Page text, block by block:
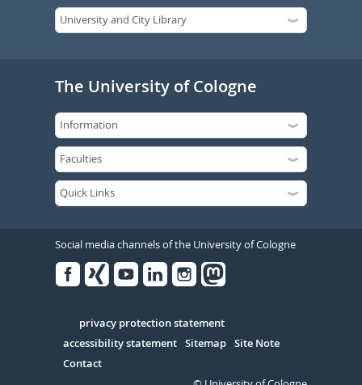
The University of Cologne
Social media channels of the University of Cologne
Serivce
privacy protection statement
accessibility statement Sitemap Site Note
Contact